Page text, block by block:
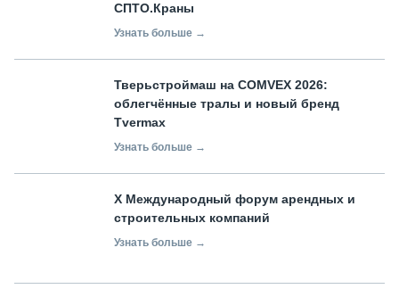
СПТО.Краны
Узнать больше →
Тверьстроймаш на COMVEX 2026:
облегчённые тралы и новый бренд
Tvermax
Узнать больше →
X Международный форум арендных и
строительных компаний
Узнать больше →